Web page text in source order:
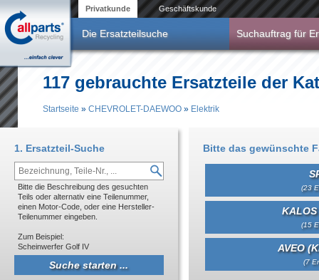
Privatkunde Geschäftskunde
Die Ersatzteilsuche Suchauftrag für
117 gebrauchte Ersatzteile der
Startseite » CHEVROLET-DAEWOO » Elektrik
Bitte das gewünschte
(23
(15
AVEO
(7
1. Ersatzteil-Suche
Bitte die Beschreibung des gesuchten
Teils oder alternativ eine Teilenummer,
einen Motor-Code, oder eine Hersteller-
Teilenummer eingeben.
Zum Beispiel:
Scheinwerfer Golf IV